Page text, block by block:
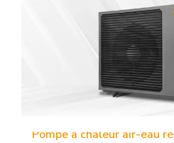
Pompe à chaleur air-eau